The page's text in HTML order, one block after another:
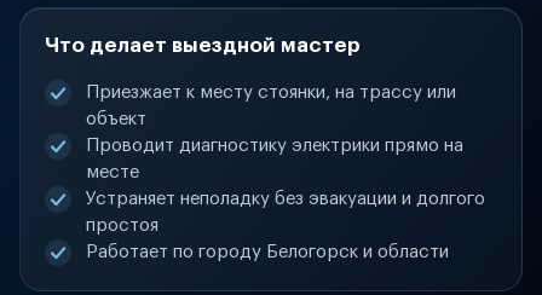
Что делает выездной мастер
Приезжает к месту стоянки, на трассу или
объект
Проводит диагностику электрики прямо на
месте
Устраняет неполадку без эвакуации и долгого
простоя
Работает по городу Белогорск и области